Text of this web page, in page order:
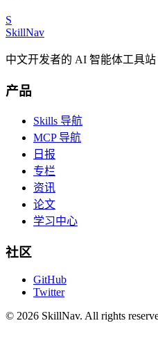
S
SkillNav
中文开发者的 AI 智能体工具站
产品
Skills 导航
MCP 导航
日报
专栏
资讯
论文
学习中心
社区
GitHub
Twitter
© 2026 SkillNav. All rights